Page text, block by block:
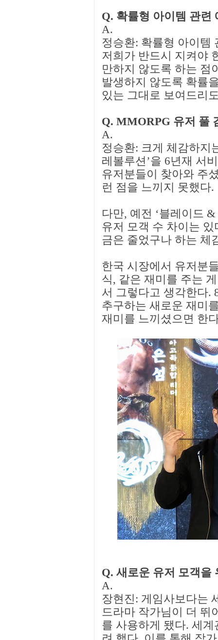
Q. 확률형 아이템 관련
A.
정승환: 확률형 아이템
저희가 반드시 지켜야
만하지 않도록 하는 점
발생하지 않도록 확률
있는 그대로 보여드리
Q. MMORPG 유저 풀
A.
정승환: 크게 체감하지
레볼루션’을 6년재 서
유저분들이 찾아와 주
런 점을 느끼지 못했다.
다만, 예전 ‘블레이드
유저 모객 수 차이는
금은 줄었구나 하는 체
한국 시장에서 유저분
식, 같은 재미를 주는
서 그렇다고 생각한다.
추구하는 새로운 재미
재미를 느끼셨으면 한
Q. 새로운 유저 모객을
A.
장현진: 게임사보다는
드라마 작가님이 더 뛰
를 사용하게 됐다. 세